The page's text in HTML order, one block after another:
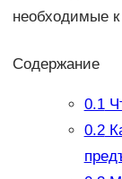
необходимые
Содержание
0.1
0.2